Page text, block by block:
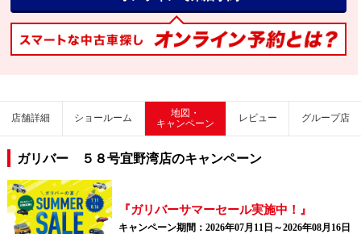
店舗詳細 ショールーム
地図・
キャンペーン
レビュー グループ店
ガリバー ５８号宜野湾店のキャンペーン
『ガリバーサマーセール実施中！』
キャンペーン期間：2026年07月11日～2026年08月16日